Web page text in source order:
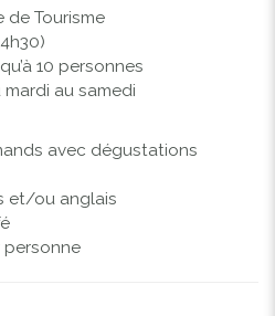
de Tourisme
10 personnes
mardi au samedi
avec dégustations
et/ou anglais
personne